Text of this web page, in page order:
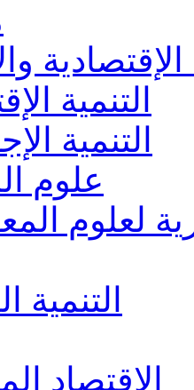
الإقتصادية
التنمية
التنمية
علوم
لعلوم
التنمية
الاقتصاد